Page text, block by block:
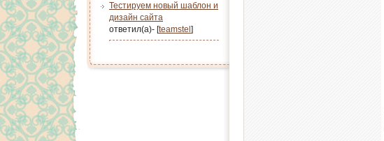
Тестируем новый шаблон и
дизайн сайта
ответил(а)- [teamstel ]